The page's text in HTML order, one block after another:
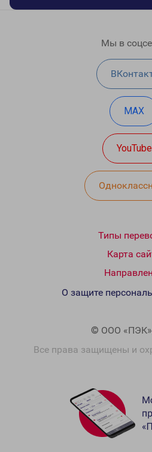
Мы в
MAX
YouTube
Типы
Карта
© ООО
Все права защищены и
О защите